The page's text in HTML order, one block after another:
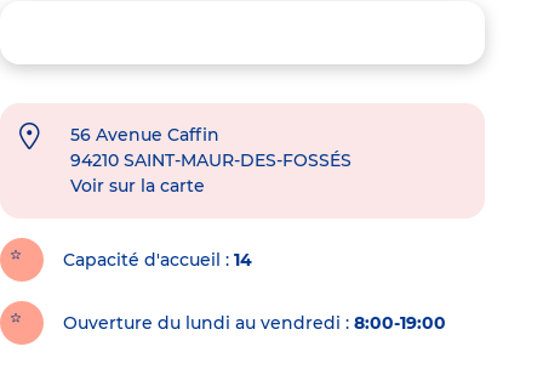
56 Avenue Caffin
94210 SAINT-MAUR-DES-FOSSÉS
Voir sur la carte
Capacité d'accueil 14
Ouverture du lundi au vendredi : 8:00-19:00